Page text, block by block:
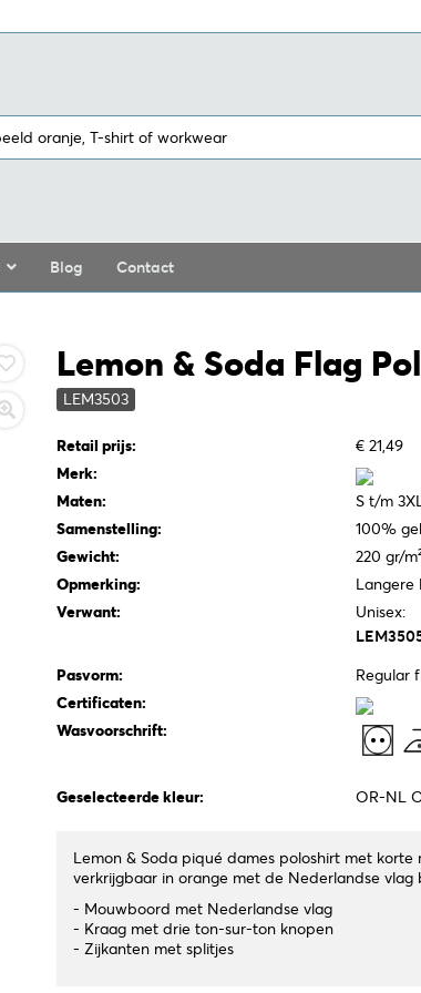
Blog Contact
Lemon & Soda Flag
LEM3503
Retail prijs:
€ 21,49
Merk:
Maten:
S t/m
Samenstelling:
100%
Gewicht:
220 gr/
Opmerking:
Langere
Verwant:
Unisex:
Pasvorm:
Regular
Certificaten:
Wasvoorschrift:
Geselecteerde kleur: OR-NL
Lemon & Soda piqué dames poloshirt met
verkrijgbaar in orange met de Nederlandse
- Mouwboord met Nederlandse vlag
- Kraag met drie ton-sur-ton knopen
- Zijkanten met splitjes